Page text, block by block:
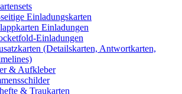
Einladungskarten
Einladungen
Einladungen
(Detailskarten, Antwortkarten,
& Aufkleber
& Traukarten